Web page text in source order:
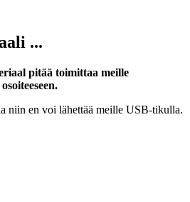
...
pitää toimittaa meille
niin en voi lähettää meille USB-tikulla.